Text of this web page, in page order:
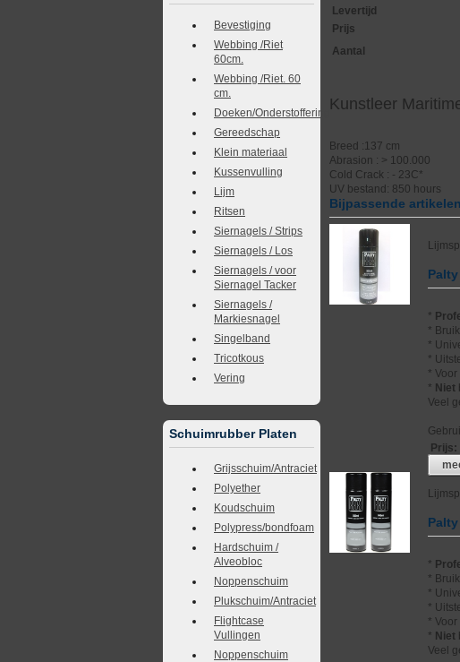
Bevestiging
Webbing /Riet
60cm.
Webbing /Riet. 60
cm.
Doeken/Onderstoffering
Gereedschap
Klein materiaal
Kussenvulling
Lijm
Ritsen
Siernagels / Strips
Siernagels / Los
Siernagels / voor
Siernagel Tacker
Siernagels /
Markiesnagel
Singelband
Tricotkous
Vering
Schuimrubber Platen
Grijsschuim/Antraciet
Polyether
Koudschuim
Polypress/bondfoam
Hardschuim /
Alveobloc
Noppenschuim
Plukschuim/Antraciet
Flightcase
Vullingen
Noppenschuim
Levertijd
Prijs
Aantal
Kunstleer
Breed :137 cm
Abrasion : > 100.000
Cold Crack : - 23C*
UV bestand: 850 hours
Bijpassende artikelen
*
*
*
*
*
* Niet
Veel
Prijs:
*
*
*
*
*
* Niet
Veel